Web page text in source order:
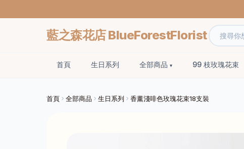
藍之森花店 BlueForestFlorist
首頁 生日系列 全部商品 99 枝玫瑰花束
首頁 全部商品 生日系列 香薰淺啡色玫瑰花束18支裝